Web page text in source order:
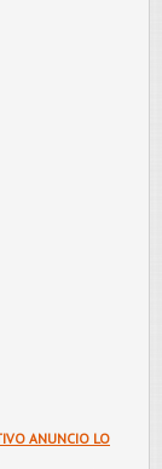
ANUNCIO LO